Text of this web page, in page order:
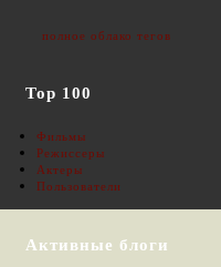
полное облако тегов
Top 100
Фильмы
Режиссеры
Актеры
Пользователи
Активные блоги